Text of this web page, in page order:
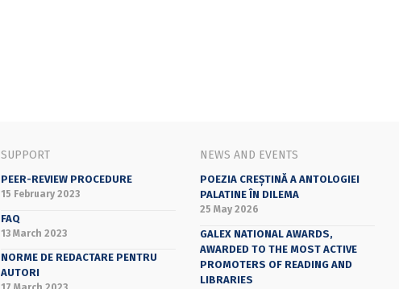
SUPPORT
PEER-REVIEW PROCEDURE
15 February 2023
FAQ
13 March 2023
NORME DE REDACTARE PENTRU
AUTORI
NEWS AND EVENTS
POEZIA CREȘTINĂ A ANTOLOGIEI
PALATINE ÎN DILEMA
25 May 2026
GALEX NATIONAL AWARDS,
AWARDED TO THE MOST ACTIVE
PROMOTERS OF READING AND
LIBRARIES